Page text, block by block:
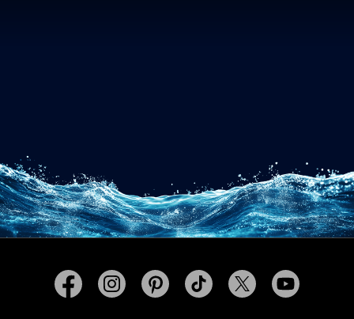
Bezoek MasterSpas op Facebook
Bezoek MasterSpas op Instagram
Bezoek MasterSpas op Pinterest
Bezoek MasterSpas op
BezoekBezoek